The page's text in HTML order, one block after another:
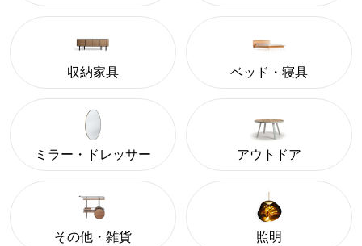
収納家具 ベッド・寝具
ミラー・ドレッサー アウトドア
その他・雑貨 照明